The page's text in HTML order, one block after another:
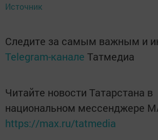
Источник
Следите за самым важным и
Telegram-канале Татмедиа
Читайте новости Татарстана в
национальном мессенджере
https://max.ru/tatmedia